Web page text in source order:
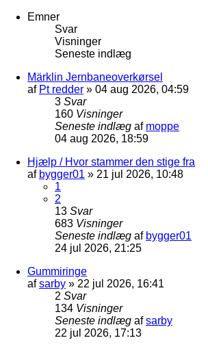
Emner
Svar
Visninger
Seneste indlæg
Märklin Jernbaneoverkørsel
af Pt redder » 04 aug 2026, 04:59
3 Svar
160 Visninger
Seneste indlæg af moppe
04 aug 2026, 18:59
Hjælp / Hvor stammer den stige fra
af bygger01 » 21 jul 2026, 10:48
1
2
13 Svar
683 Visninger
Seneste indlæg af bygger01
24 jul 2026, 21:25
Gummiringe
afsarby » 22 jul 2026, 16:41
2 Svar
134 Visninger
Seneste indlæg afsarby
22 jul 2026, 17:13